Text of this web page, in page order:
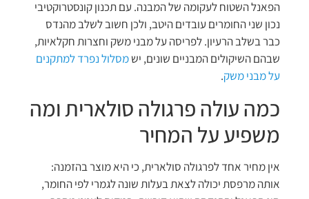
הפאנל השטוח לעקומה של המבנה. עם תכנון קונסטרוקטיבי
נכון שני החומרים עובדים היטב, ולכן חשוב לשלב מהנדס
כבר בשלב הרעיון. לפריסה על מבני משק וחצרות חקלאיות,
שבהם השיקולים המבניים שונים, ישמסלול נפרד למתקנים
על מבני משק.
כמה עולה פרגולה סולארית ומה
משפיע על המחיר
אין מחיר אחד לפרגולה סולארית, כי היא מוצר בהזמנה:
אותה מרפסת יכולה לצאת בעלות שונה לגמרי לפי החומר,